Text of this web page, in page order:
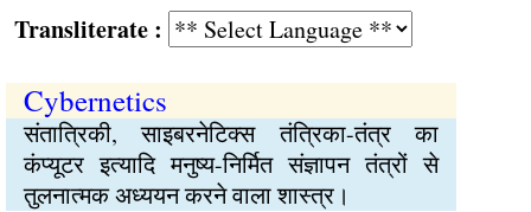
:
Cybernetics
संतात्रिकी, साइबरनेटिक्स तंत्रिका-तंत्र का
कंप्यूटर इत्यादि मनुष्य-निर्मित संज्ञापन तंत्रों से
तुलनात्मक अध्ययन करने वाला शास्त्र।